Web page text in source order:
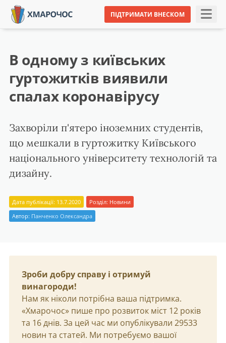
ПІДТРИМАТИ ВНЕСКОМ
В одному з київських
гуртожитків виявили
спалах коронавірусу
Захворіли п'ятеро іноземних студентів,
що мешкали в гуртожитку Київського
національного університету технологій та
дизайну.
Дата публікації: 13.7.2020 Розділ: Новини
Автор: Панченко Олександра
Зроби добру справу і отримуй
винагороди!
Нам як ніколи потрібна ваша підтримка.
«Хмарочос» пише про розвиток міст 12 років
та 16 днів. За цей час ми опублікували 29533
новин та статей. Ми потребуємо вашої